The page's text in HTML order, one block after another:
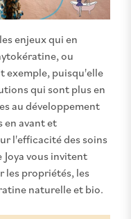
enjeux qui en
ou
exemple, puisqu'elle
qui sont plus en
au développement
en avant et
l'efficacité des soins
Joya vous invitent
les propriétés, les
naturelle et bio.